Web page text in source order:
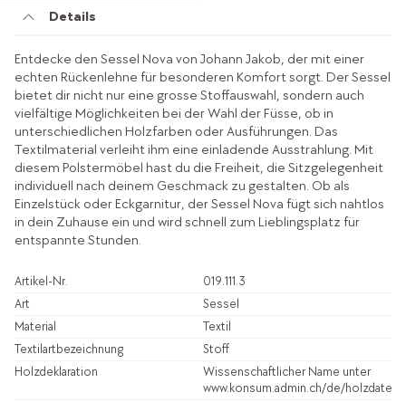
Details
Entdecke den Sessel Nova von Johann Jakob, der mit einer
echten Rückenlehne für besonderen Komfort sorgt. Der Sessel
bietet dir nicht nur eine grosse Stoffauswahl, sondern auch
vielfältige Möglichkeiten bei der Wahl der Füsse, ob in
unterschiedlichen Holzfarben oder Ausführungen. Das
Textilmaterial verleiht ihm eine einladende Ausstrahlung. Mit
diesem Polstermöbel hast du die Freiheit, die Sitzgelegenheit
individuell nach deinem Geschmack zu gestalten. Ob als
Einzelstück oder Eckgarnitur, der Sessel Nova fügt sich nahtlos
in dein Zuhause ein und wird schnell zum Lieblingsplatz für
entspannte Stunden.
Artikel-Nr.
019.111.3
Art
Sessel
Material
Textil
Textilartbezeichnung
Stoff
Holzdeklaration
Wissenschaftlicher Name unter
www.konsum.admin.ch/de/